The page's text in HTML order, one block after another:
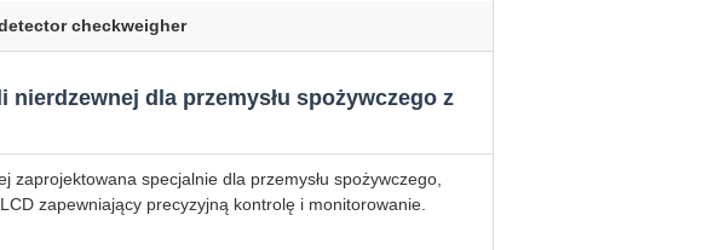
checkweigher
dla przemysłu spożywczego z
specjalnie dla przemysłu spożywczego,
zapewniający precyzyjną kontrolę i monitorowanie.